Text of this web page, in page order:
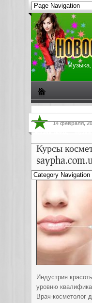
Музыка,
Жизнь звезд
Новости
14 февраля,
Курсы
Индустрия
уровню
Врач-косметолог